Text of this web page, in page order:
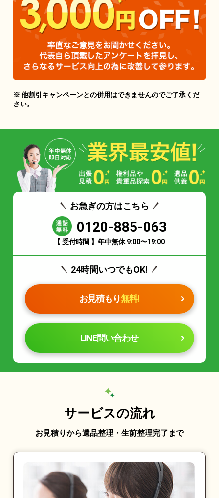
※ 他割引キャンペーンとの併用はできませんのでご了承くだ
さい。
お急ぎの方はこちら
0120-885-063
【 受付時間 】年中無休 9:00〜19:00
24時間いつでもOK!
お見積もり無料!
LINE問い合わせ
サービスの流れ
お見積りから遺品整理・生前整理完了まで